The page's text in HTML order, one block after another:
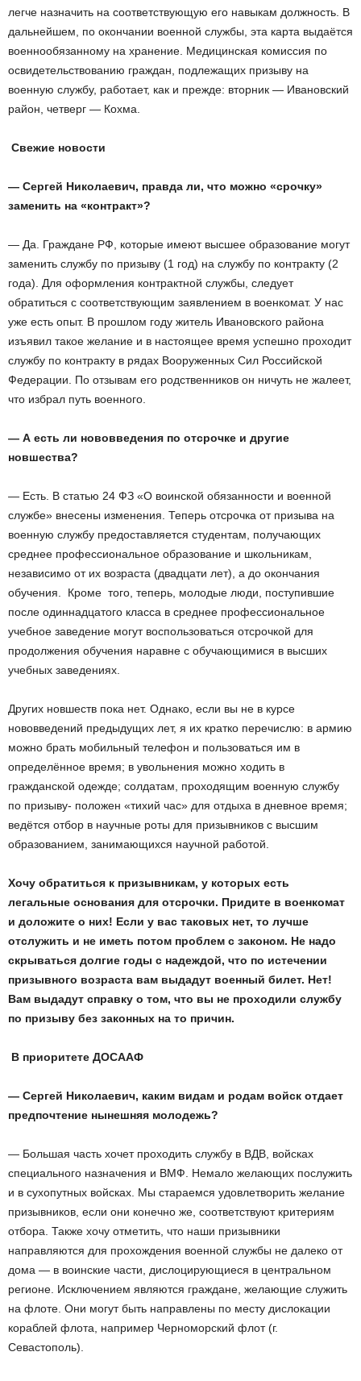
легче назначить на соответствующую его навыкам должность. В
дальнейшем, по окончании военной службы, эта карта выдаётся
военнообязанному на хранение. Медицинская комиссия по
освидетельствованию граждан, подлежащих призыву на
военную службу, работает, как и прежде: вторник — Ивановский
район, четверг — Кохма.
Свежие новости
— Сергей Николаевич, правда ли, что можно «срочку»
заменить на «контракт»?
— Да. Граждане РФ, которые имеют высшее образование могут
заменить службу по призыву (1 год) на службу по контракту (2
года). Для оформления контрактной службы, следует
обратиться с соответствующим заявлением в военкомат. У нас
уже есть опыт. В прошлом году житель Ивановского района
изъявил такое желание и в настоящее время успешно проходит
службу по контракту в рядах Вооруженных Сил Российской
Федерации. По отзывам его родственников он ничуть не жалеет,
что избрал путь военного.
— А есть ли нововведения по отсрочке и другие
новшества?
— Есть. В статью 24 ФЗ «О воинской обязанности и военной
службе» внесены изменения. Теперь отсрочка от призыва на
военную службу предоставляется студентам, получающих
среднее профессиональное образование и школьникам,
независимо от их возраста (двадцати лет), а до окончания
обучения. Кроме того, теперь, молодые люди, поступившие
после одиннадцатого класса в среднее профессиональное
учебное заведение могут воспользоваться отсрочкой для
продолжения обучения наравне с обучающимися в высших
учебных заведениях.
Других новшеств пока нет. Однако, если вы не в курсе
нововведений предыдущих лет, я их кратко перечислю: в армию
можно брать мобильный телефон и пользоваться им в
определённое время; в увольнения можно ходить в
гражданской одежде; солдатам, проходящим военную службу
по призыву- положен «тихий час» для отдыха в дневное время;
ведётся отбор в научные роты для призывников с высшим
образованием, занимающихся научной работой.
Хочу обратиться к призывникам, у которых есть
легальные основания для отсрочки. Придите в военкомат
и доложите о них! Если у вас таковых нет, то лучше
отслужить и не иметь потом проблем с законом. Не надо
скрываться долгие годы с надеждой, что по истечении
призывного возраста вам выдадут военный билет. Нет!
Вам выдадут справку о том, что вы не проходили службу
по призыву без законных на то причин.
В приоритете ДОСААФ
— Сергей Николаевич, каким видам и родам войск отдает
предпочтение нынешняя молодежь?
— Большая часть хочет проходить службу в ВДВ, войсках
специального назначения и ВМФ. Немало желающих послужить
и в сухопутных войсках. Мы стараемся удовлетворить желание
призывников, если они конечно же, соответствуют критериям
отбора. Также хочу отметить, что наши призывники
направляются для прохождения военной службы не далеко от
дома — в воинские части, дислоцирующиеся в центральном
регионе. Исключением являются граждане, желающие служить
на флоте. Они могут быть направлены по месту дислокации
кораблей флота, например Черноморский флот (г.
Севастополь).